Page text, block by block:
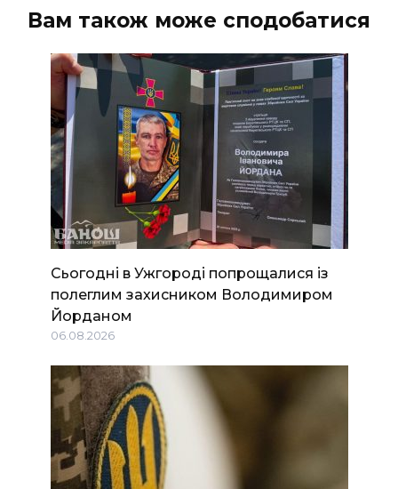
Вам також може сподобатися
Сьогодні в Ужгороді попрощалися із
полеглим захисником Володимиром
Йорданом
06.08.2026